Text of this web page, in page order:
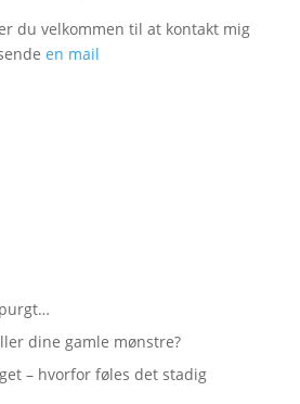
du velkommen til at kontakt mig
en mail
dine gamle mønstre?
– hvorfor føles det stadig